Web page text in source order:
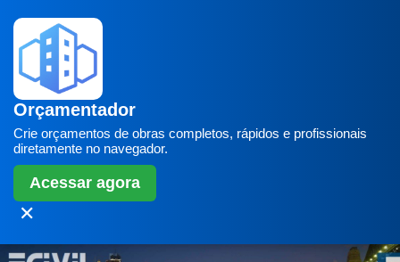
Orçamentador
Crie orçamentos de obras completos, rápidos e profissionais
diretamente no navegador.
Acessar agora
✕